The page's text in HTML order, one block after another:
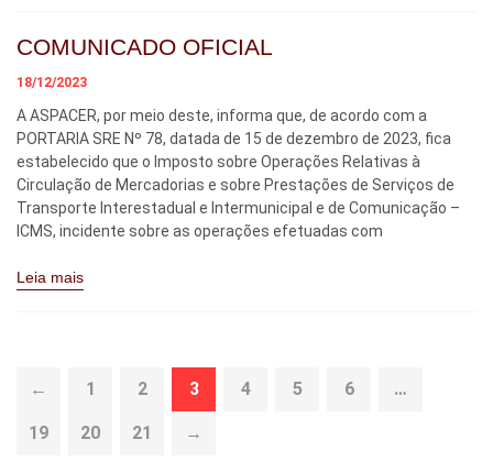
COMUNICADO OFICIAL
18/12/2023
A ASPACER, por meio deste, informa que, de acordo com a
PORTARIA SRE Nº 78, datada de 15 de dezembro de 2023, fica
estabelecido que o Imposto sobre Operações Relativas à
Circulação de Mercadorias e sobre Prestações de Serviços de
Transporte Interestadual e Intermunicipal e de Comunicação –
ICMS, incidente sobre as operações efetuadas com
Leia mais
← 1 2 3 4 5 6 …
19 20 21 →